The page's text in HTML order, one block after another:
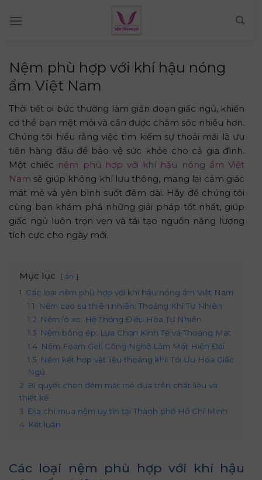
Nệm phù hợp với khí hậu nóng
ẩm Việt Nam
Thời tiết oi bức thường làm gián đoạn giấc ngủ, khiến
cơ thể bạn mệt mỏi và cần được chăm sóc nhiều hơn.
Chúng tôi hiểu rằng việc tìm kiếm sự thoải mái là ưu
tiên hàng đầu để bảo vệ sức khỏe cho cả gia đình.
Một chiếc nệm phù hợp với khí hậu nóng ẩm Việt
Nam sẽ giúp không khí lưu thông, mang lại cảm giác
mát mẻ và yên bình suốt đêm dài. Hãy để chúng tôi
cùng bạn khám phá những giải pháp tốt nhất, giúp
giấc ngủ luôn trọn vẹn và tái tạo nguồn năng lượng
tích cực cho ngày mới.
Mục lục ẩn
1 Các loại nệm phù hợp với khí hậu nóng ẩm Việt Nam
1.1
Nệm cao su thiên nhiên: Thoáng Khí Tự Nhiên
1.2 Nệm lò xo: Hệ Thống Điều Hòa Tự Nhiên
1.3 Nệm bông ép: Lựa Chọn Kinh Tế và Thoáng Mát
1.4 Nệm Foam Gel: Công Nghệ Làm Mát Hiện Đại
1.5 Nệm kết hợp vật liệu thoáng khí: Tối Ưu Hóa Giấc
Ngủ
2 Bí quyết chọn đệm mát mẻ dựa trên chất liệu và
thiết kế
3 Địa chỉ mua nệm uy tín tại Thành phố Hồ Chí Minh
4 Kết luận
Các loại nệm phù hợp với khí hậu